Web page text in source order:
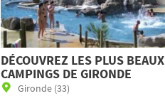
DÉCOUVREZ LES PLUS BEAUX
CAMPINGS DE GIRONDE
Gironde (33)